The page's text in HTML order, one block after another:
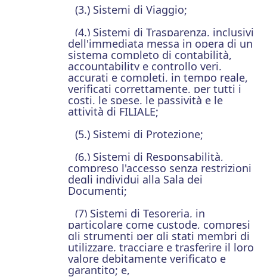
(3.) Sistemi di Viaggio;
(4.) Sistemi di Trasparenza, inclusivi
dell'immediata messa in opera di un
sistema completo di contabilità,
accountability e controllo veri,
accurati e completi, in tempo reale,
verificati correttamente, per tutti i
costi, le spese, le passività e le
attività di FILIALE;
(5.) Sistemi di Protezione;
(6.) Sistemi di Responsabilità,
compreso l'accesso senza restrizioni
degli individui alla Sala dei
Documenti;
(7) Sistemi di Tesoreria, in
particolare come custode, compresi
gli strumenti per gli stati membri di
utilizzare, tracciare e trasferire il loro
valore debitamente verificato e
garantito; e,